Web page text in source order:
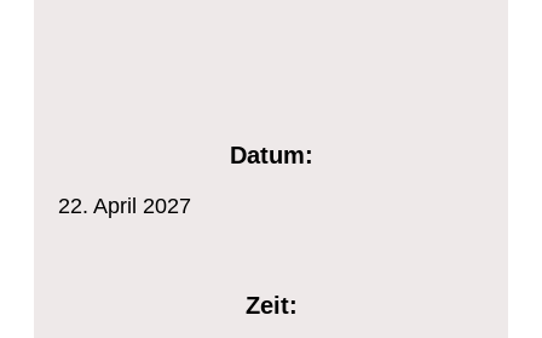
Datum:
22. April 2027
Zeit: